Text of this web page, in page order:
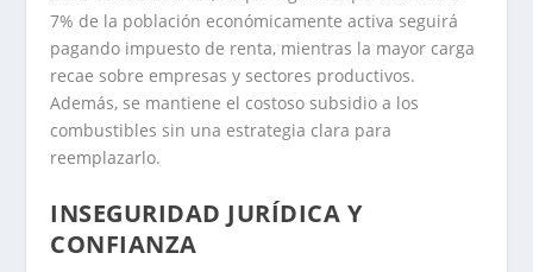
7% de la población económicamente activa seguirá
pagando impuesto de renta, mientras la mayor carga
recae sobre empresas y sectores productivos.
Además, se mantiene el costoso subsidio a los
combustibles sin una estrategia clara para
reemplazarlo.
INSEGURIDAD JURÍDICA Y
CONFIANZA